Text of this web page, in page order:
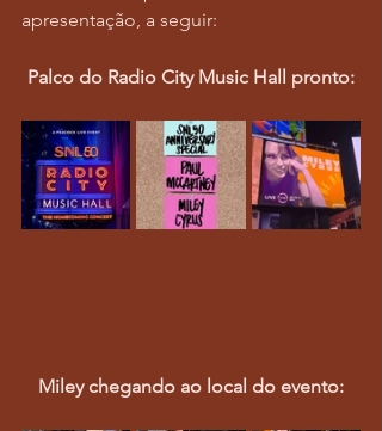
apresentação, a seguir:
Palco do Radio City Music Hall pronto:
Miley chegando ao local do evento: